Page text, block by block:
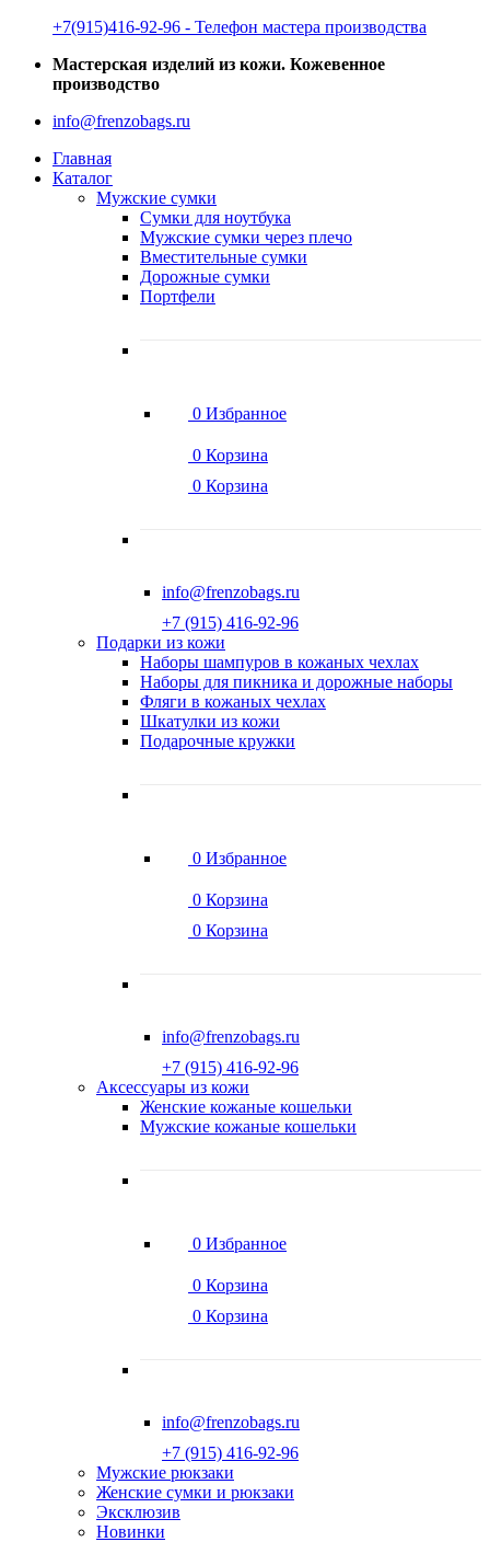
‭+7(915)416-92-96 ‬- Телефон мастера производства
Мастерская изделий из кожи. Кожевенное
производство
info@frenzobags.ru
Главная
Каталог
Мужские сумки
Сумки для ноутбука
Мужские сумки через плечо
Вместительные сумки
Дорожные сумки
Портфели
0 Избранное
0 Корзина
0 Корзина
info@frenzobags.ru
‭+7 (915) 416-92-96
Подарки из кожи
Наборы шампуров в кожаных чехлах
Наборы для пикника и дорожные наборы
Фляги в кожаных чехлах
Шкатулки из кожи
Подарочные кружки
0 Избранное
0 Корзина
0 Корзина
info@frenzobags.ru
‭+7 (915) 416-92-96
Аксессуары из кожи
Женские кожаные кошельки
Мужские кожаные кошельки
0 Избранное
0 Корзина
0 Корзина
info@frenzobags.ru
‭+7 (915) 416-92-96
Мужские рюкзаки
Женские сумки и рюкзаки
Эксклюзив
Новинки